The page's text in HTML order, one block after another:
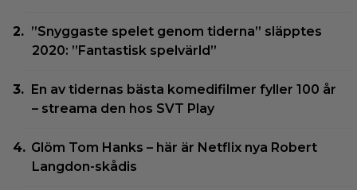
”Snyggaste spelet genom tiderna” släpptes
2020: ”Fantastisk spelvärld”
En av tidernas bästa komedifilmer fyller 100 år
– streama den hos SVT Play
Glöm Tom Hanks – här är Netflix nya Robert
Langdon-skådis